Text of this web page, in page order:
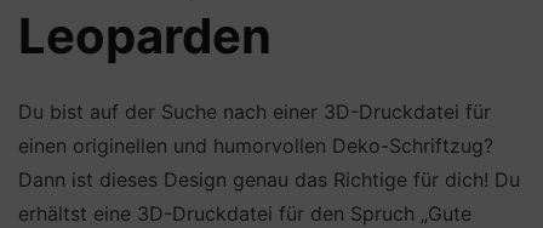
Leoparden
Du bist auf der Suche nach einer 3D-Druckdatei für
einen originellen und humorvollen Deko-Schriftzug?
Dann ist dieses Design genau das Richtige für dich! Du
erhältst eine 3D-Druckdatei für den Spruch „Gute